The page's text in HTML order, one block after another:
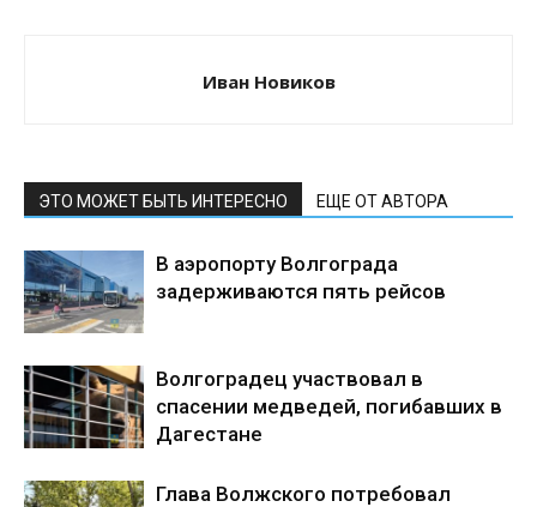
Иван Новиков
ЭТО МОЖЕТ БЫТЬ ИНТЕРЕСНО ЕЩЕ ОТ АВТОРА
В аэропорту Волгограда
задерживаются пять рейсов
Волгоградец участвовал в
спасении медведей, погибавших в
Дагестане
Глава Волжского потребовал